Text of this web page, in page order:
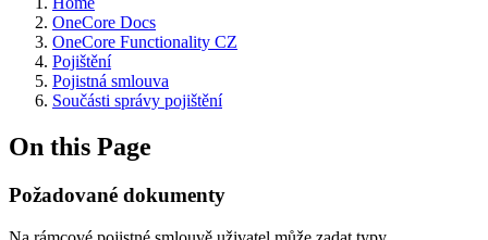
OneCore Docs
OneCore Functionality CZ
Pojištění
Pojistná smlouva
Součásti správy pojištění
On this Page
Požadované dokumenty